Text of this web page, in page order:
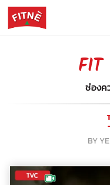
FIT
ช่องค
BY